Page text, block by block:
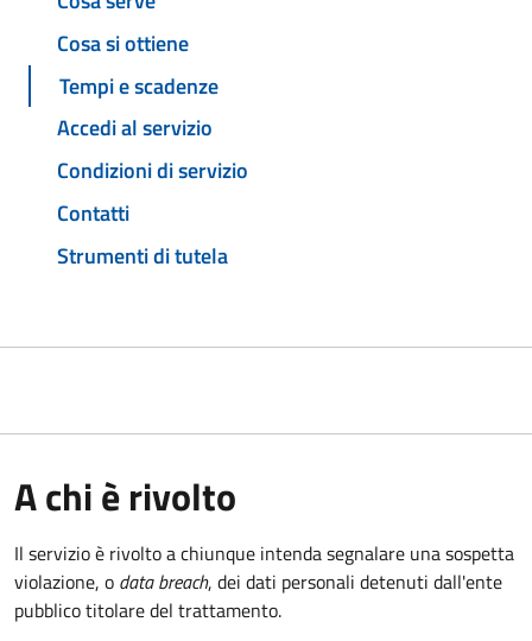
Cosa si ottiene
Tempi e scadenze
Accedi al servizio
Condizioni di servizio
Contatti
Strumenti di tutela
A chi è rivolto
Il servizio è rivolto a chiunque intenda segnalare una sospetta
violazione, o data breach, dei dati personali detenuti dall'ente
pubblico titolare del trattamento.